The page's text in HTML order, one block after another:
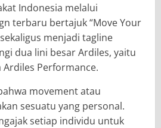
Indonesia melalui
terbaru bertajuk “Move Your
menjadi tagline
dua lini besar Ardiles, yaitu
Performance.
movement atau
sesuatu yang personal.
setiap individu untuk